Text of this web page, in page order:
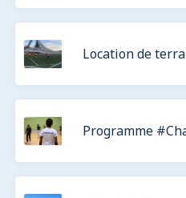
Location de
Programme